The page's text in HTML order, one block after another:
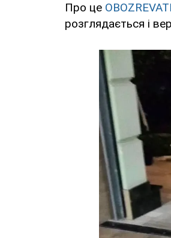
Про це
розглядається і